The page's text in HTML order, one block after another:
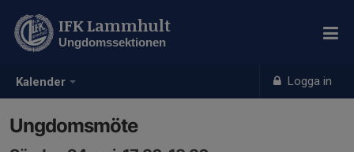
Kalender Logga in
IFK Lammhult
Ungdomssektionen
Ungdomsmöte